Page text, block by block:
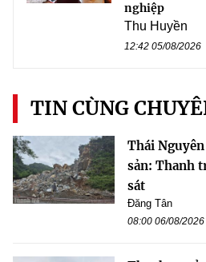
nghiệp
Thu Huyền
12:42 05/08/2026
TIN CÙNG
Thái
sản: Thanh
sát
Đăng Tân
08:00 06/08/2026